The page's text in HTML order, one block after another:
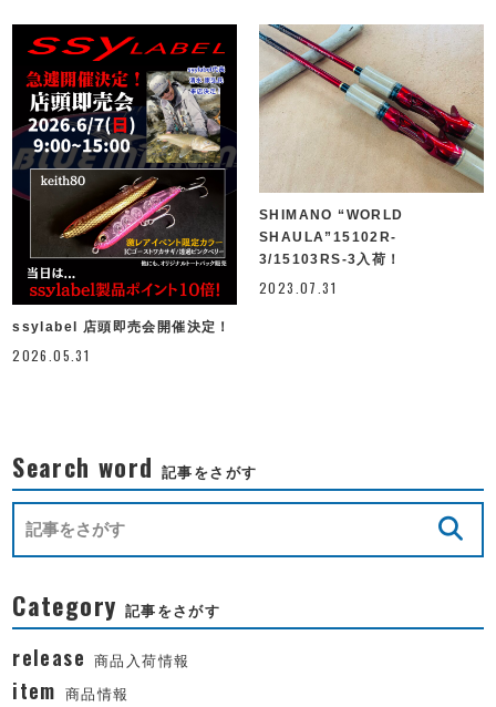
ssylabel 店頭即売会開催決定！
2026.05.31
SHIMANO “WORLD
SHAULA”15102R-
3/15103RS-3入荷！
2023.07.31
Search word 記事をさがす
Category 記事をさがす
release 商品入荷情報
item 商品情報